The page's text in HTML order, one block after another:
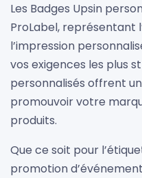
Les Badges Upsin
ProLabel, représentant
l’impression
vos exigences les plus
personnalisés offrent
promouvoir votre
produits.
Que ce soit pour
promotion